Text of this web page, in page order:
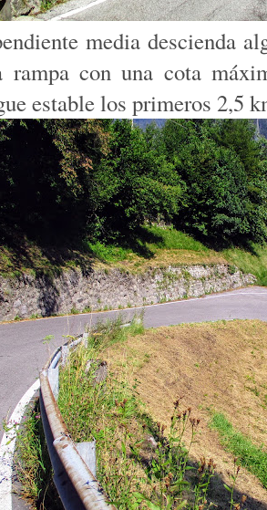
media descienda
rampa con una cota
estable los primeros 2,5